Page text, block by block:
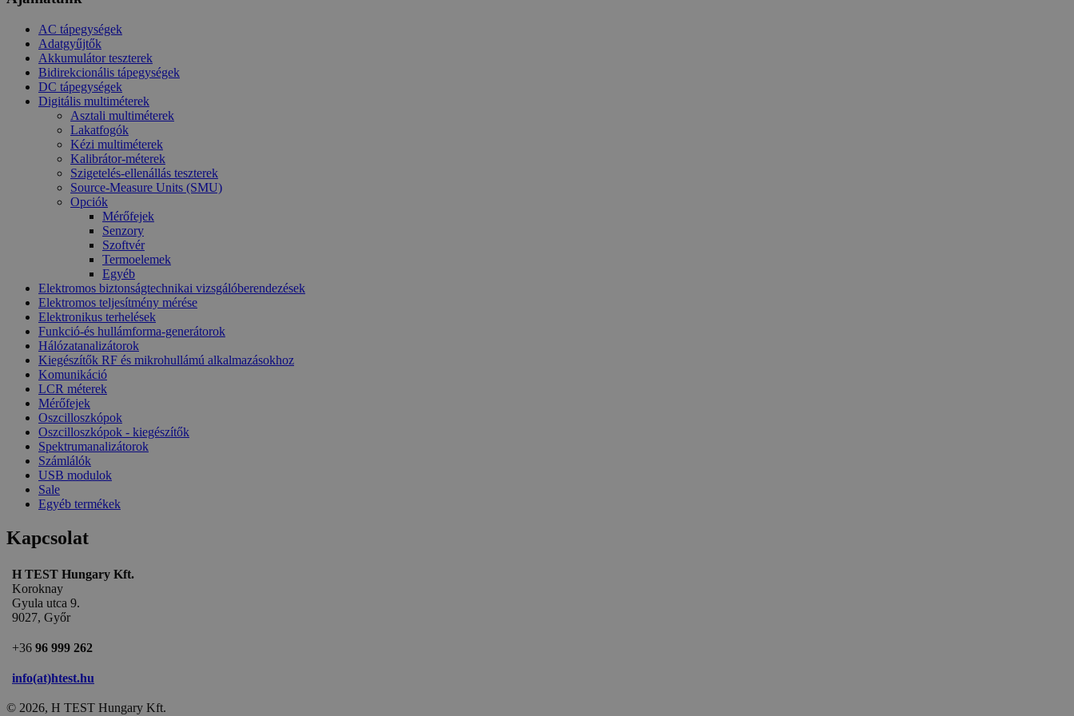
AC tápegységek
Adatgyűjtők
Akkumulátor teszterek
Bidirekcionális tápegységek
DC tápegységek
Digitális multiméterek
Asztali multiméterek
Lakatfogók
Kézi multiméterek
Kalibrátor-méterek
Szigetelés-ellenállás teszterek
Source-Measure Units (SMU)
Opciók
Mérőfejek
Senzory
Szoftvér
Termoelemek
Egyéb
Elektromos biztonságtechnikai vizsgálóberendezések
Elektromos teljesítmény mérése
Elektronikus terhelések
Funkció-és hullámforma-generátorok
Hálózatanalizátorok
Kiegészítők RF és mikrohullámú alkalmazásokhoz
Komunikáció
LCR méterek
Mérőfejek
Oszcilloszkópok
Oszcilloszkópok - kiegészítők
Spektrumanalizátorok
Számlálók
USB modulok
Sale
Egyéb termékek
Kapcsolat
H TEST Hungary Kft.
Koroknay
Gyula utca 9.
9027, Győr
+36 96 999 262
info(at)htest.hu
© 2026, H TEST Hungary Kft.